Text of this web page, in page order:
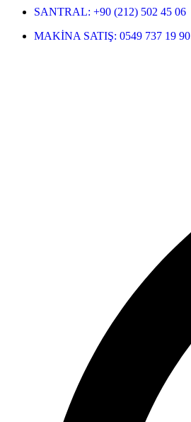
SANTRAL: +90 (212) 502 45 06
MAKİNA SATIŞ: 0549 737 19 90